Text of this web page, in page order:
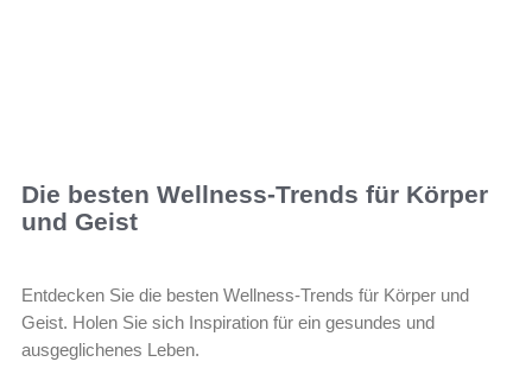
Die besten Wellness-Trends für Körper
und Geist
Entdecken Sie die besten Wellness-Trends für Körper und
Geist. Holen Sie sich Inspiration für ein gesundes und
ausgeglichenes Leben.